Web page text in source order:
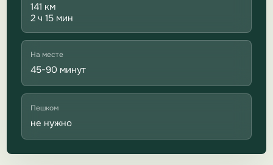
141 км
2 ч 15 мин
На месте
45-90 минут
Пешком
не нужно